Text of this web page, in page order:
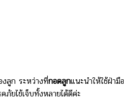
งลูก ระหว่างที่กอดลูกแนะนำให้ใช้ฝ่า
ภัยไข้เจ็บทั้งหลายได้ดีค่ะ